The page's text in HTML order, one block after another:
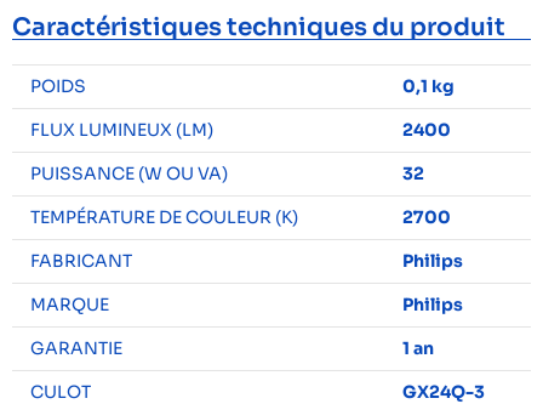
Caractéristiques techniques du produit
POIDS
0,1 kg
FLUX LUMINEUX (LM)
2400
PUISSANCE (W OU VA)
32
TEMPÉRATURE DE COULEUR (K)
2700
FABRICANT
Philips
MARQUE
Philips
GARANTIE
1 an
CULOT
GX24Q-3